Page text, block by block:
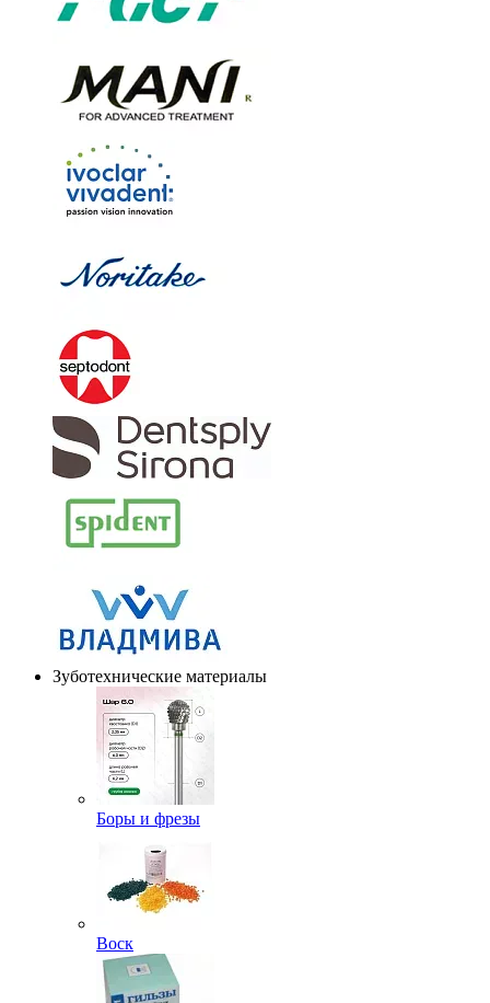
Зуботехнические материалы
Боры и фрезы
Воск